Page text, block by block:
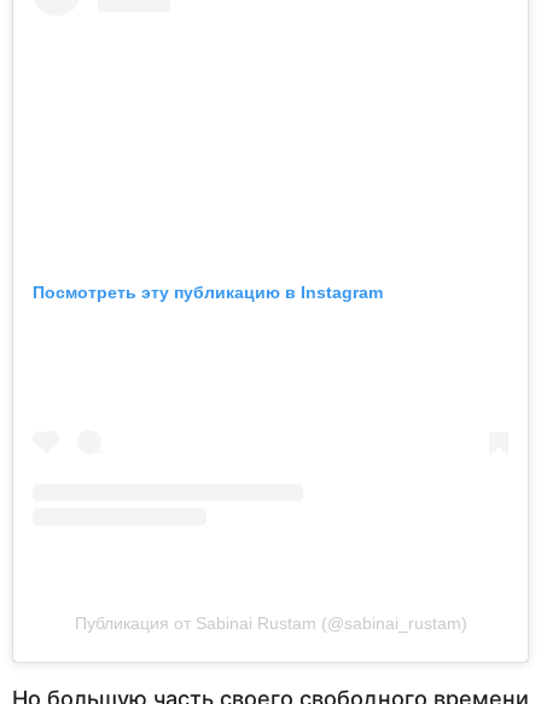
Посмотреть эту публикацию в Instagram
Публикация от Sabinai Rustam (@sabinai_rustam)
Но большую часть своего свободного времени